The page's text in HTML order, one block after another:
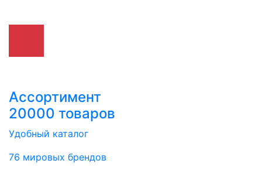
Ассортимент
20000 товаров
Удобный каталог
76 мировых брендов